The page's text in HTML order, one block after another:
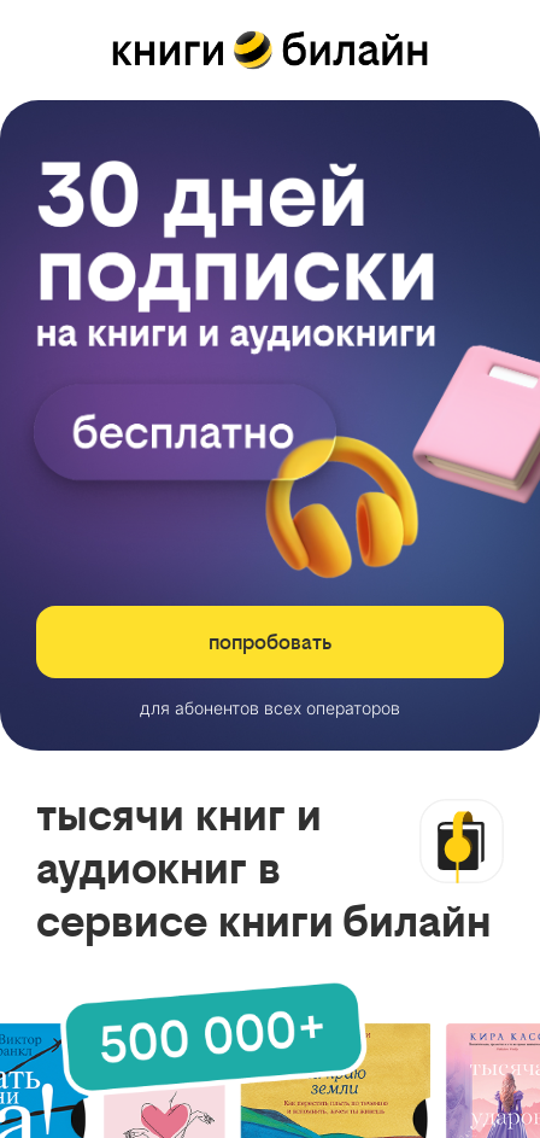
попробовать
для абонентов всех операторов
тысячи книг и
аудиокниг в
сервисе книги билайн